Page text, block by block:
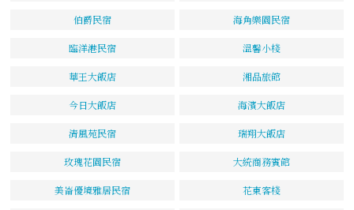
伯爵民宿 海角樂園民宿
臨洋港民宿 溫馨小棧
華王大飯店 湘品旅館
今日大飯店 海濱大飯店
清風苑民宿 瑞翔大飯店
玫瑰花園民宿 大統商務賓館
美崙優境雅居民宿 花東客棧